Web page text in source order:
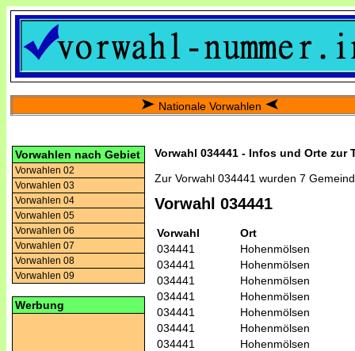
Nationale Vorwahlen
Vorwahlen nach Gebiet
Vorwahlen 02
Vorwahlen 03
Vorwahlen 04
Vorwahlen 05
Vorwahlen 06
Vorwahlen 07
Vorwahlen 08
Vorwahlen 09
Werbung
Vorwahl 034441 - Infos und Orte zur
Zur Vorwahl 034441 wurden 7
Vorwahl 034441
Vorwahl
Ort
034441
Hohenmölsen
034441
Hohenmölsen
034441
Hohenmölsen
034441
Hohenmölsen
034441
Hohenmölsen
034441
Hohenmölsen
034441
Hohenmölsen